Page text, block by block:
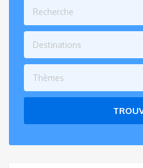
Destinations
Thèmes